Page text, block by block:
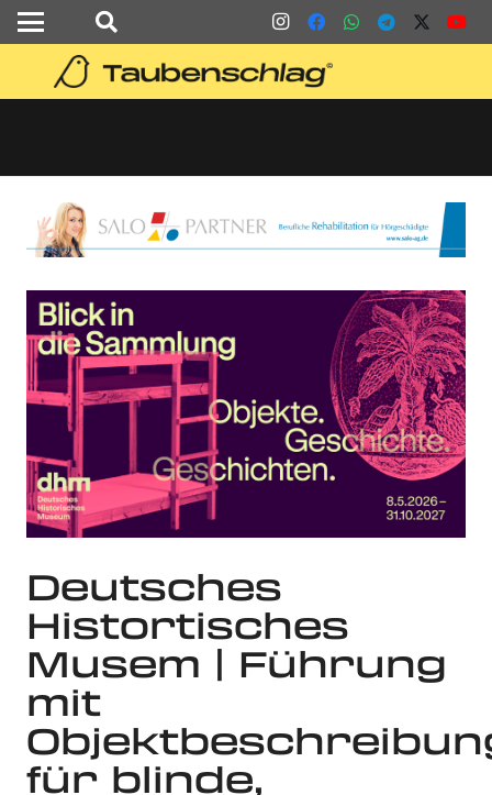
Deutsches
Histortisches
Musem | Führung
mit
für blinde,